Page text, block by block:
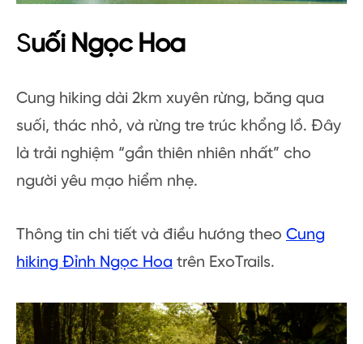
Suối Ngọc Hoa
Cung hiking dài 2km xuyên rừng, băng qua
suối, thác nhỏ, và rừng tre trúc khổng lồ. Đây
là trải nghiệm “gần thiên nhiên nhất” cho
người yêu mạo hiểm nhẹ.
Thông tin chi tiết và điều hướng theo Cung
hiking Đỉnh Ngọc Hoa trên ExoTrails.